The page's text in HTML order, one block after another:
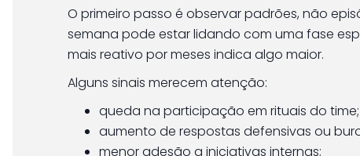
O primeiro passo é observar padrões, não
semana pode estar lidando com uma fase
mais reativo por meses indica algo maior.
Alguns sinais merecem atenção:
queda na participação em rituais do time;
aumento de respostas defensivas ou
menor adesão a iniciativas internas;